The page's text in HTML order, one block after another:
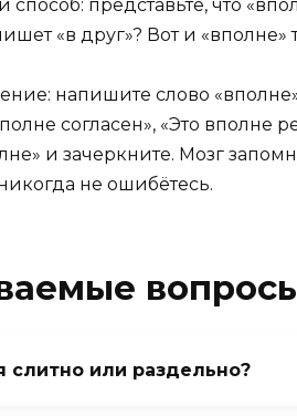
представьте, что
«в друг»? Вот и «вполне»
напишите слово
согласен», «Это вполне
и зачеркните. Мозг
не ошибётесь.
слитно или раздельно?